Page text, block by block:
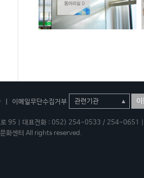
이메일무단수집거부 이
보로 95 | 대표전화 : 052) 254-0533 / 254-
화센터 All rights reserved.